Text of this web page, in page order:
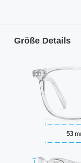
Größe Details
53